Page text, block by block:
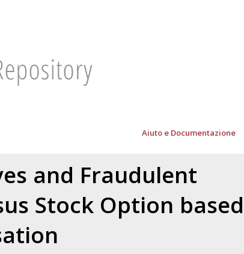
Aiuto e Documentazione
and Fraudulent
Stock Option based